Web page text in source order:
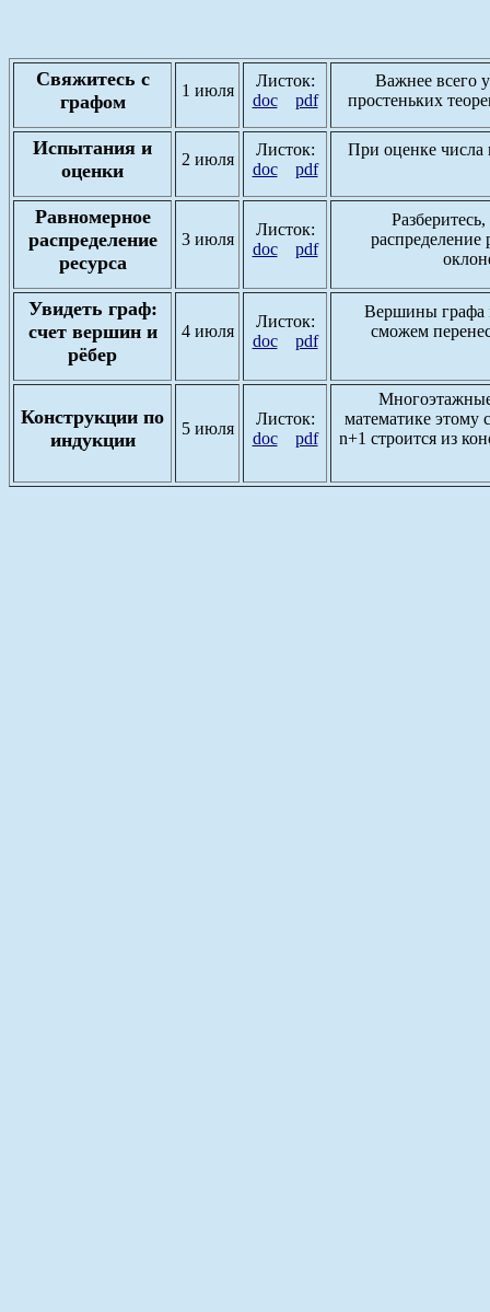
Свяжитесь с
графом
1 июля
Листок:
doc
pdf
Важнее всего
простеньких
Испытания и
оценки
2 июля
Листок:
doc
pdf
При оценке числа
Равномерное
распределение
ресурса
3 июля
Листок:
doc
pdf
распределение
Увидеть граф:
счет вершин и
рёбер
4 июля
Листок:
doc
pdf
Вершины графа
сможем
Конструкции по
индукции
5 июля
Листок:
doc
pdf
математике этому
n+1 строится из